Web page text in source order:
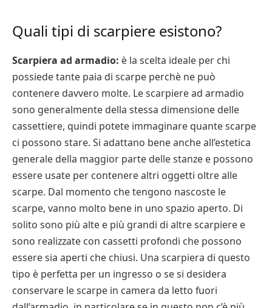
Quali tipi di scarpiere esistono?
Scarpiera ad armadio: è la scelta ideale per chi
possiede tante paia di scarpe perchè ne può
contenere davvero molte. Le scarpiere ad armadio
sono generalmente della stessa dimensione delle
cassettiere, quindi potete immaginare quante scarpe
ci possono stare. Si adattano bene anche all’estetica
generale della maggior parte delle stanze e possono
essere usate per contenere altri oggetti oltre alle
scarpe. Dal momento che tengono nascoste le
scarpe, vanno molto bene in uno spazio aperto. Di
solito sono più alte e più grandi di altre scarpiere e
sono realizzate con cassetti profondi che possono
essere sia aperti che chiusi. Una scarpiera di questo
tipo è perfetta per un ingresso o se si desidera
conservare le scarpe in camera da letto fuori